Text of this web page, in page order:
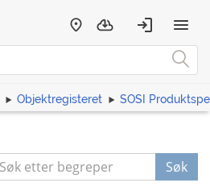
Objektregisteret SOSI
Søk